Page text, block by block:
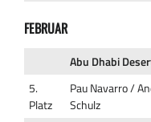
FEBRUAR
Abu Dhabi
5.
Platz
Pau Navarro /
Schulz